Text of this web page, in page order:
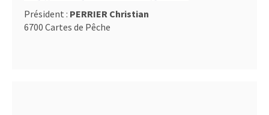
Président : PERRIER Christian
6700 Cartes de Pêche